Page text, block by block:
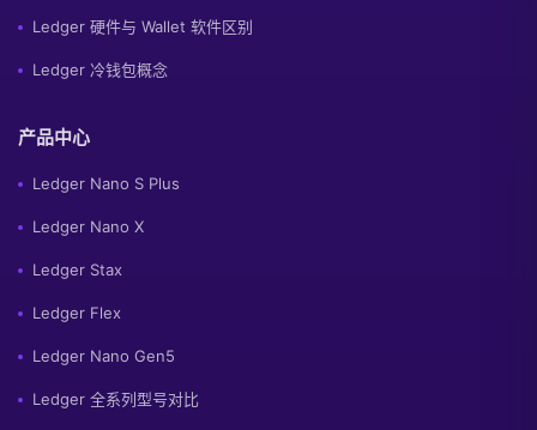
Ledger 硬件与 Wallet 软件区别
Ledger 冷钱包概念
产品中心
Ledger Nano S Plus
Ledger Nano X
Ledger Stax
Ledger Flex
Ledger Nano Gen5
Ledger 全系列型号对比